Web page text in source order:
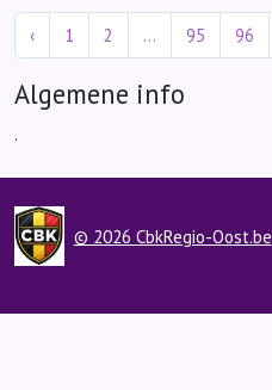
‹ 1 2 ... 95 96
Algemene info
.
© 2026 CbkRegio-Oost.be